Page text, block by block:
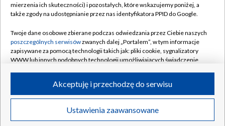
Naziemna Telewizja Cyfrowa
Rada Programowa
System NOS
Informacje o nadawcy
Program dla prasy
Ogłoszenie przetargowe
Pomoc
Kontakt
Kanały
©2026 Telewizja Polska S.A. w likwidacji
mierzenia ich skuteczności) i pozostałych, które wskazujemy poniżej, a
także zgody na udostępnianie przez nas identyfikatora PPID do Google.
Twoje dane osobowe zbierane podczas odwiedzania przez Ciebie naszych
poszczególnych serwisówzwanych dalej „Portalem”, w tym informacje
zapisywane za pomocą technologii takich jak: pliki cookie, sygnalizatory
WWW lub innych podobnych technologii umożliwiających świadczenie
ruchu w Internecie.
Twoje dane osobowe zbierane podczas odwiedzania przez Ciebie
poszczególnych serwisówna Portalu, takie jak adresy IP, identyfikatory
Ustawienia zaawansowane
Akceptuję i przechodzę do serwisu